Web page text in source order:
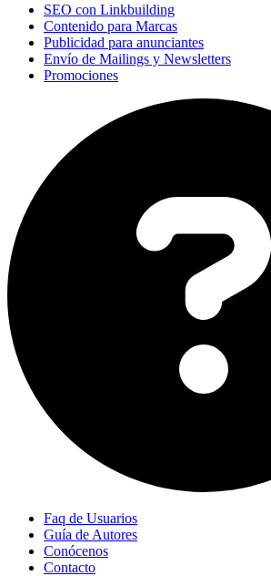
SEO con Linkbuilding
Contenido para Marcas
Publicidad para anunciantes
Envío de Mailings y Newsletters
Promociones
Faq de Usuarios
Guía de Autores
Conócenos
Contacto